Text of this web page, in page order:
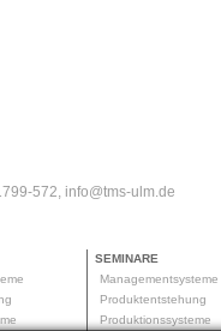
572, info@tms-ulm.de
SEMINARE
Managementsysteme
Produktentstehung
Produktionssysteme